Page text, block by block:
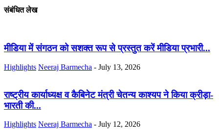
संबंधित लेख
मीडिया में संगठन को सशक्त रूप से प्रस्तुत करें मीडिया प्रभारी...
Highlights Neeraj Barmecha - July 13, 2026
राष्ट्रीय कार्याध्यक्ष व कैबिनेट मंत्री चेतन्य काश्यप ने किया क्रीड़ा-
भारती की...
Highlights Neeraj Barmecha - July 12, 2026